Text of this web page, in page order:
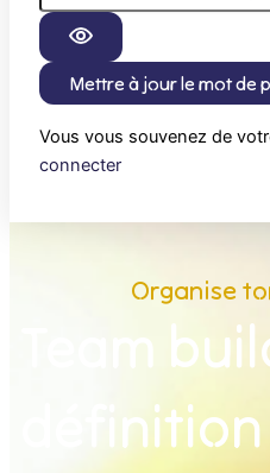
Mettre à jour le mot de
Vous vous souvenez de
connecter
Organise
Team